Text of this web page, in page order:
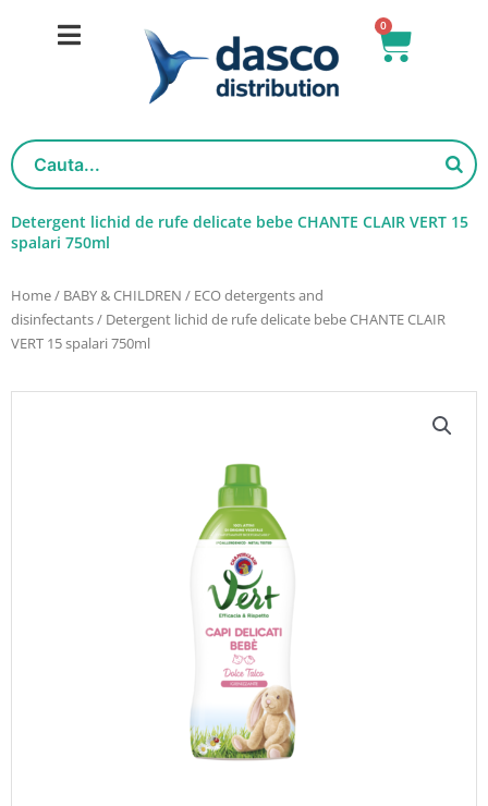
0
Basket
Detergent lichid de rufe delicate bebe CHANTE CLAIR VERT 15
spalari 750ml
Home/ BABY & CHILDREN / ECO detergents and
disinfectants/ Detergent lichid de rufe delicate bebe CHANTE CLAIR
VERT 15 spalari 750ml